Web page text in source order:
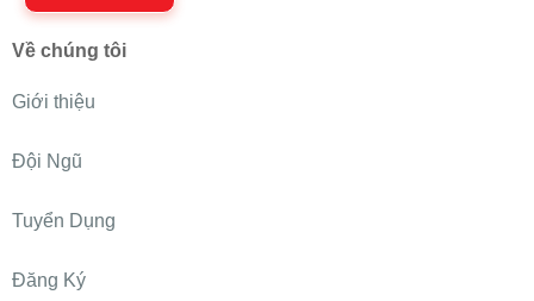
Về chúng tôi
Giới thiệu
Đội Ngũ
Tuyển Dụng
Đăng Ký